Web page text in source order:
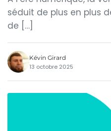
séduit de plus en plus
de […]
Kévin Girard
13 octobre 2025